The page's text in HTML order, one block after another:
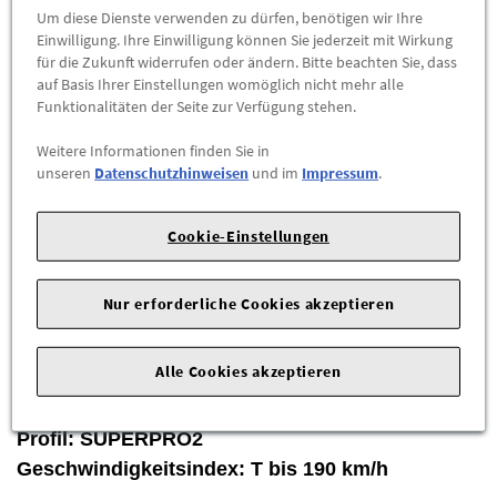
Herstellerangaben: FORD-Werke GmbH |Henry-Ford-Straße
50735 Köln |Tel: 022199992999 |E-Mail:
kunden@ford.com|Webseite:https://www.ford.de
WinterreifenTecar SUPERPRO
2
185/55 R15 82 T
DOT: 23/2023
Zum Verkauf stehen neuwertige Markenreifen
Profil:SUPERPRO2
Geschwindigkeitsindex: T bis 190 km/h
Um diese Dienste verwenden zu dürfen, benötigen wir Ihre
Einwilligung. Ihre Einwilligung können Sie jederzeit mit Wirkung
für die Zukunft widerrufen oder ändern. Bitte beachten Sie, dass
auf Basis Ihrer Einstellungen womöglich nicht mehr alle
Funktionalitäten der Seite zur Verfügung stehen.
Weitere Informationen finden Sie in
unseren Datenschutzhinweisen und im Impressum.
Cookie-Einstellungen
Nur erforderliche Cookies akzeptieren
Alle Cookies akzeptieren